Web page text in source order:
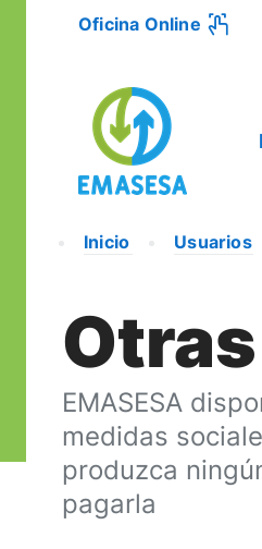
Oficina Online
Inicio Usuarios
EMASESA
medidas
produzca
pagarla